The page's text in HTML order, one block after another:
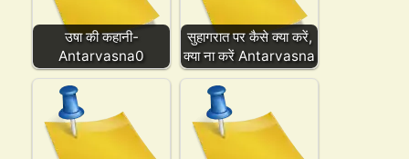
उषा की कहानी-
Antarvasna0
सुहागरात पर कैसे क्या करें,
क्या ना करें Antarvasna